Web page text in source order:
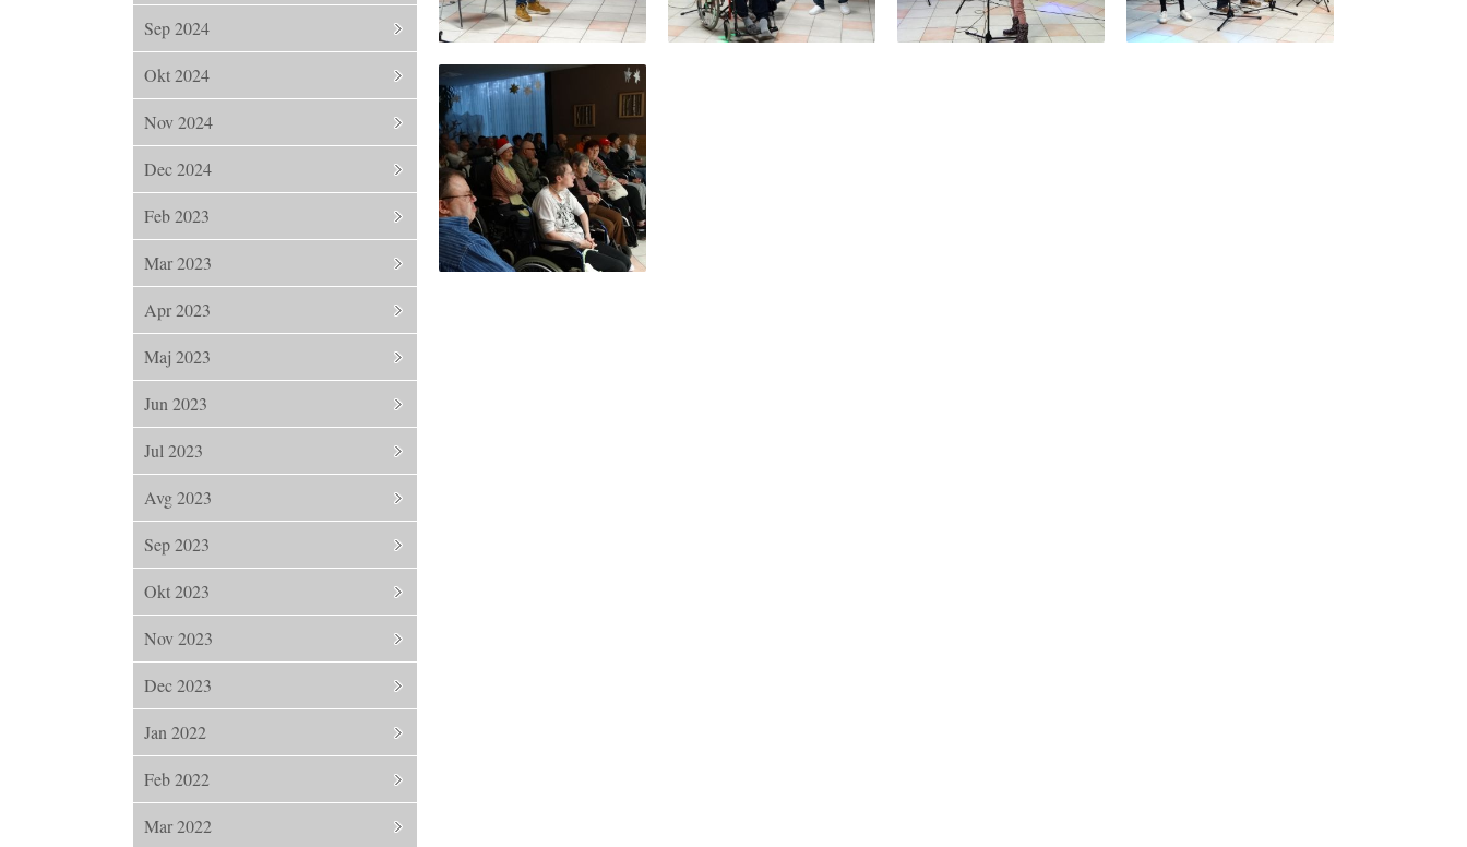
Sep 2024
Okt 2024
Nov 2024
Dec 2024
Feb 2023
Mar 2023
Apr 2023
Maj 2023
Jun 2023
Jul 2023
Avg 2023
Sep 2023
Okt 2023
Nov 2023
Dec 2023
Jan 2022
Feb 2022
Mar 2022